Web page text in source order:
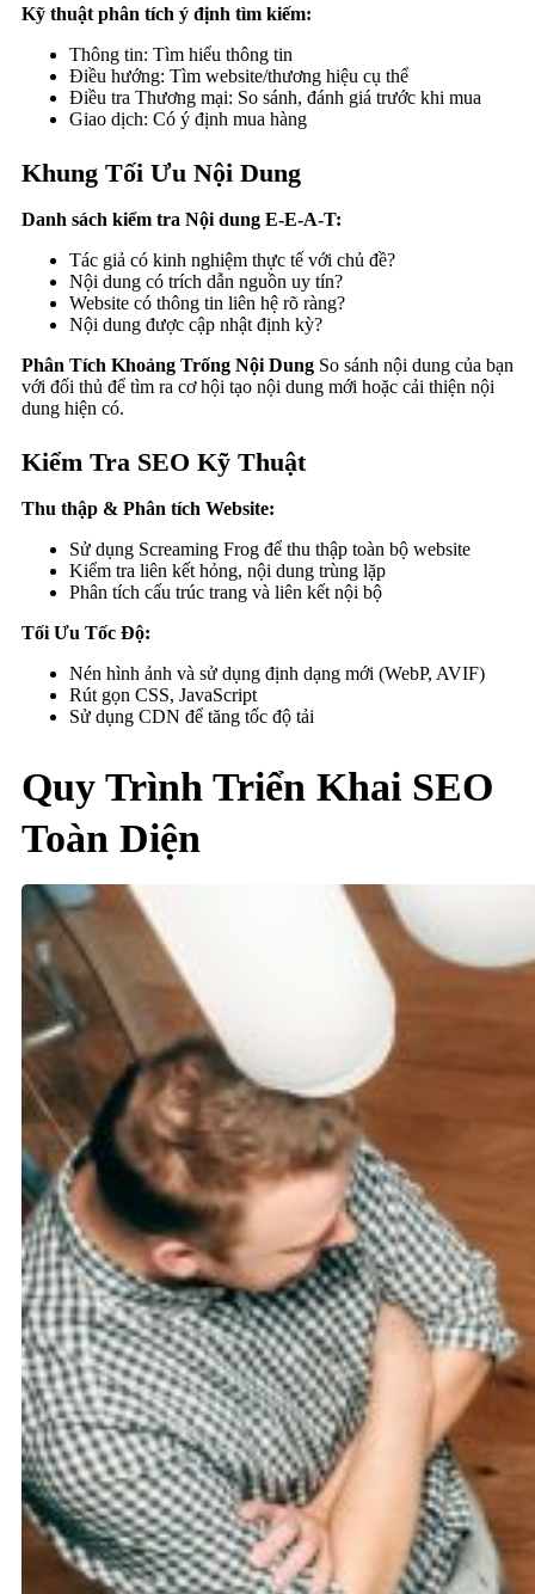
Kỹ thuật phân tích ý định tìm kiếm:
Thông tin: Tìm hiểu thông tin
Điều hướng: Tìm website/thương hiệu cụ thể
Điều tra Thương mại: So sánh, đánh giá trước khi mua
Giao dịch: Có ý định mua hàng
Khung Tối Ưu Nội Dung
Danh sách kiểm tra Nội dung E-E-A-T:
Tác giả có kinh nghiệm thực tế với chủ đề?
Nội dung có trích dẫn nguồn uy tín?
Website có thông tin liên hệ rõ ràng?
Nội dung được cập nhật định kỳ?
Phân Tích Khoảng Trống Nội Dung So sánh nội dung của bạn
với đối thủ để tìm ra cơ hội tạo nội dung mới hoặc cải thiện nội
dung hiện có.
Kiểm Tra SEO Kỹ Thuật
Thu thập & Phân tích Website:
Sử dụng Screaming Frog để thu thập toàn bộ website
Kiểm tra liên kết hỏng, nội dung trùng lặp
Phân tích cấu trúc trang và liên kết nội bộ
Tối Ưu Tốc Độ:
Nén hình ảnh và sử dụng định dạng mới (WebP, AVIF)
Rút gọn CSS, JavaScript
Sử dụng CDN để tăng tốc độ tải
Quy Trình Triển Khai SEO
Toàn Diện